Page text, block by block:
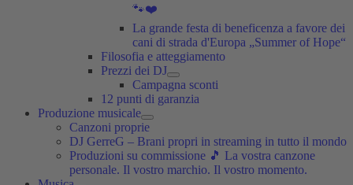
🐾❤️
La grande festa di beneficenza a favore dei
cani di strada d'Europa „Summer of Hope“
Filosofia e atteggiamento
Prezzi dei DJ
Campagna sconti
12 punti di garanzia
Produzione musicale
Canzoni proprie
DJ GerreG – Brani propri in streaming in tutto il mondo
Produzioni su commissione 🎵 La vostra canzone
personale. Il vostro marchio. Il vostro momento.